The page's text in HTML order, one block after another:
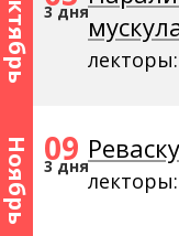
Октябрь 3 дня
лекторы:
Ноябрь 09
3 дня
лекторы: